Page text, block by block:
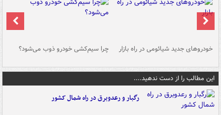
خودروهای جدید شیائومی در راه بازار چرا سیم‌کشی خودرو ذوب می‌شود؟
این مطالب را از دست ندهید....
رگبار و رعدوبرق در راه شمال کشور